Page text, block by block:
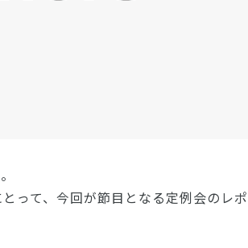
って、今回が節目となる定例会のレポ